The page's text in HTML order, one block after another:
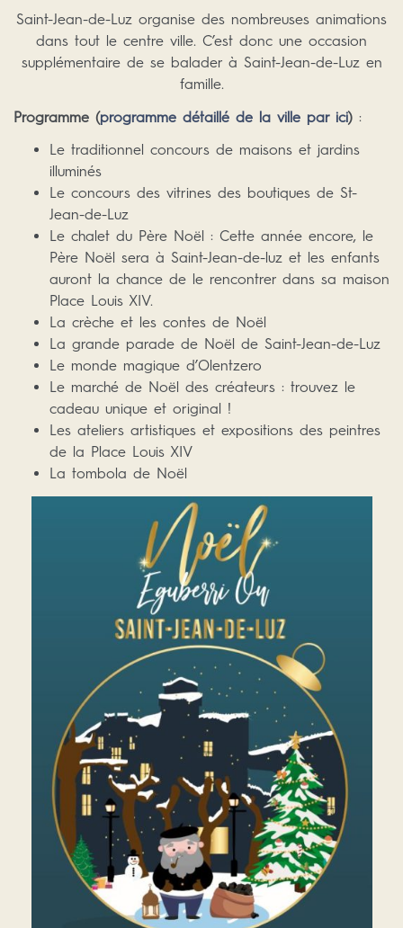
Saint-Jean-de-Luz organise des nombreuses animations
dans tout le centre ville. C’est donc une occasion
supplémentaire de se balader à Saint-Jean-de-Luz en
famille.
Programme (programme détaillé de la ville par ici) :
Le traditionnel concours de maisons et jardins
illuminés
Le concours des vitrines des boutiques de St-
Jean-de-Luz
Le chalet du Père Noël : Cette année encore, le
Père Noël sera à Saint-Jean-de-luz et les enfants
auront la chance de le rencontrer dans sa maison
Place Louis XIV.
La crèche et les contes de Noël
La grande parade de Noël de Saint-Jean-de-Luz
Le monde magique d’Olentzero
Le marché de Noël des créateurs : trouvez le
cadeau unique et original !
Les ateliers artistiques et expositions des peintres
de la Place Louis XIV
La tombola de Noël